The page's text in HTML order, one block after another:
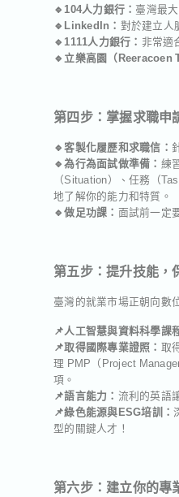
🔹104人力銀行： 臺灣最
🔹LinkedIn： 對於建立人
🔹1111人力銀行： 非常適
🔹立樂高園（Reeracoen
第四步：掌握求職申
🔹客製化履歷和求職信：
🔹為行為面試做準備： 練
（Situation）、任務（
地了解你的能力和特質。
🔹做足功課： 面試前一定
第五步：提升技能，
臺灣的就業市場正朝向數
📌人工智慧與資料科學課
📌取得國際專業證照： 取
理 PMP（Project
項。
📌語言能力： 流利的英語
📌綠色能源與ESG培訓：
型的關鍵人才！
第六步：建立你的專